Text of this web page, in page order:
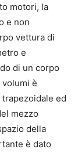
motori, la
e non
vettura di
e
di un corpo
è
ed
mezzo
della
è dato